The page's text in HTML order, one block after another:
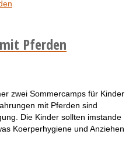
Pferden
zwei Sommercamps für Kinder
mit Pferden sind
Die Kinder sollten imstande
Koerperhygiene und Anziehen